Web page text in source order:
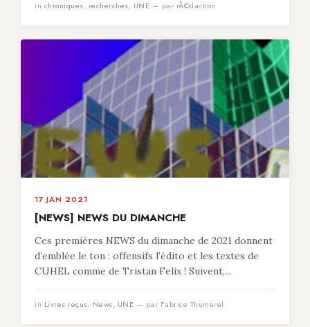
in chroniques, recherches, UNE — par rÃ©daction
17 JAN 2021
[NEWS] NEWS DU DIMANCHE
Ces premières NEWS du dimanche de 2021 donnent
d’emblée le ton : offensifs l’édito et les textes de
CUHEL comme de Tristan Felix ! Suivent,...
in Livres reçus, News, UNE — par Fabrice Thumerel